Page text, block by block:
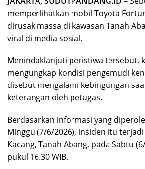
memperlihatkan mobil Toyota
dirusak massa di kawasan Tanah
viral di media sosial.
Menindaklanjuti peristiwa tersebut,
mengungkap kondisi pengemudi
disebut mengalami kebingungan
keterangan oleh petugas.
Berdasarkan informasi yang
Minggu (7/6/2026), insiden itu
Kacang, Tanah Abang, pada Sabtu
pukul 16.30 WIB.